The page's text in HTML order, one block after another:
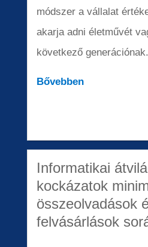
módszer a vállalat
akarja adni életművét
következő
Bővebben
Informatikai
kockázatok
összeolvadások
felvásárlások